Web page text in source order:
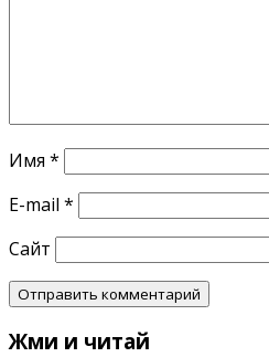
Имя *
E-mail *
Сайт
Жми и читай